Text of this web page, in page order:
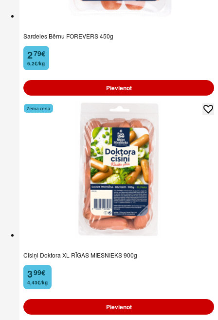
Sardeles Bērnu FOREVERS 450g
2
. 79€
6,2€/kg
Pievienot
Cīsiņi Doktora XL RĪGAS MIESNIEKS 900g
3
. 99€
4,43€/kg
Pievienot